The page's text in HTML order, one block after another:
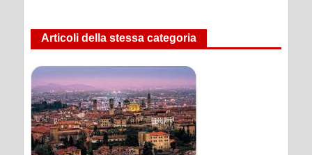
Articoli della stessa categoria